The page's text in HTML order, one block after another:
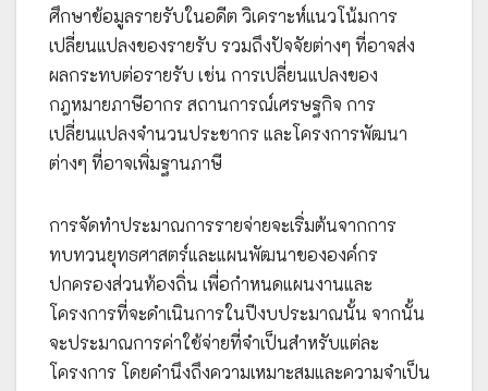
ศึกษาข้อมูลรายรับในอดีต วิเคราะห์แนวโน้มการ
เปลี่ยนแปลงของรายรับ รวมถึงปัจจัยต่างๆ ที่อาจส่ง
ผลกระทบต่อรายรับ เช่น การเปลี่ยนแปลงของ
กฎหมายภาษีอากร สถานการณ์เศรษฐกิจ การ
เปลี่ยนแปลงจำนวนประชากร และโครงการพัฒนา
ต่างๆ ที่อาจเพิ่มฐานภาษี
การจัดทำประมาณการรายจ่ายจะเริ่มต้นจากการ
ทบทวนยุทธศาสตร์และแผนพัฒนาขององค์กร
ปกครองส่วนท้องถิ่น เพื่อกำหนดแผนงานและ
โครงการที่จะดำเนินการในปีงบประมาณนั้น จากนั้น
จะประมาณการค่าใช้จ่ายที่จำเป็นสำหรับแต่ละ
โครงการ โดยคำนึงถึงความเหมาะสมและความจำเป็น